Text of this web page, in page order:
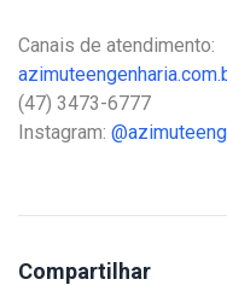
Canais de atendimento:⠀
(47) 3473-6777⠀⠀⠀⠀
Instagram:
Compartilhar